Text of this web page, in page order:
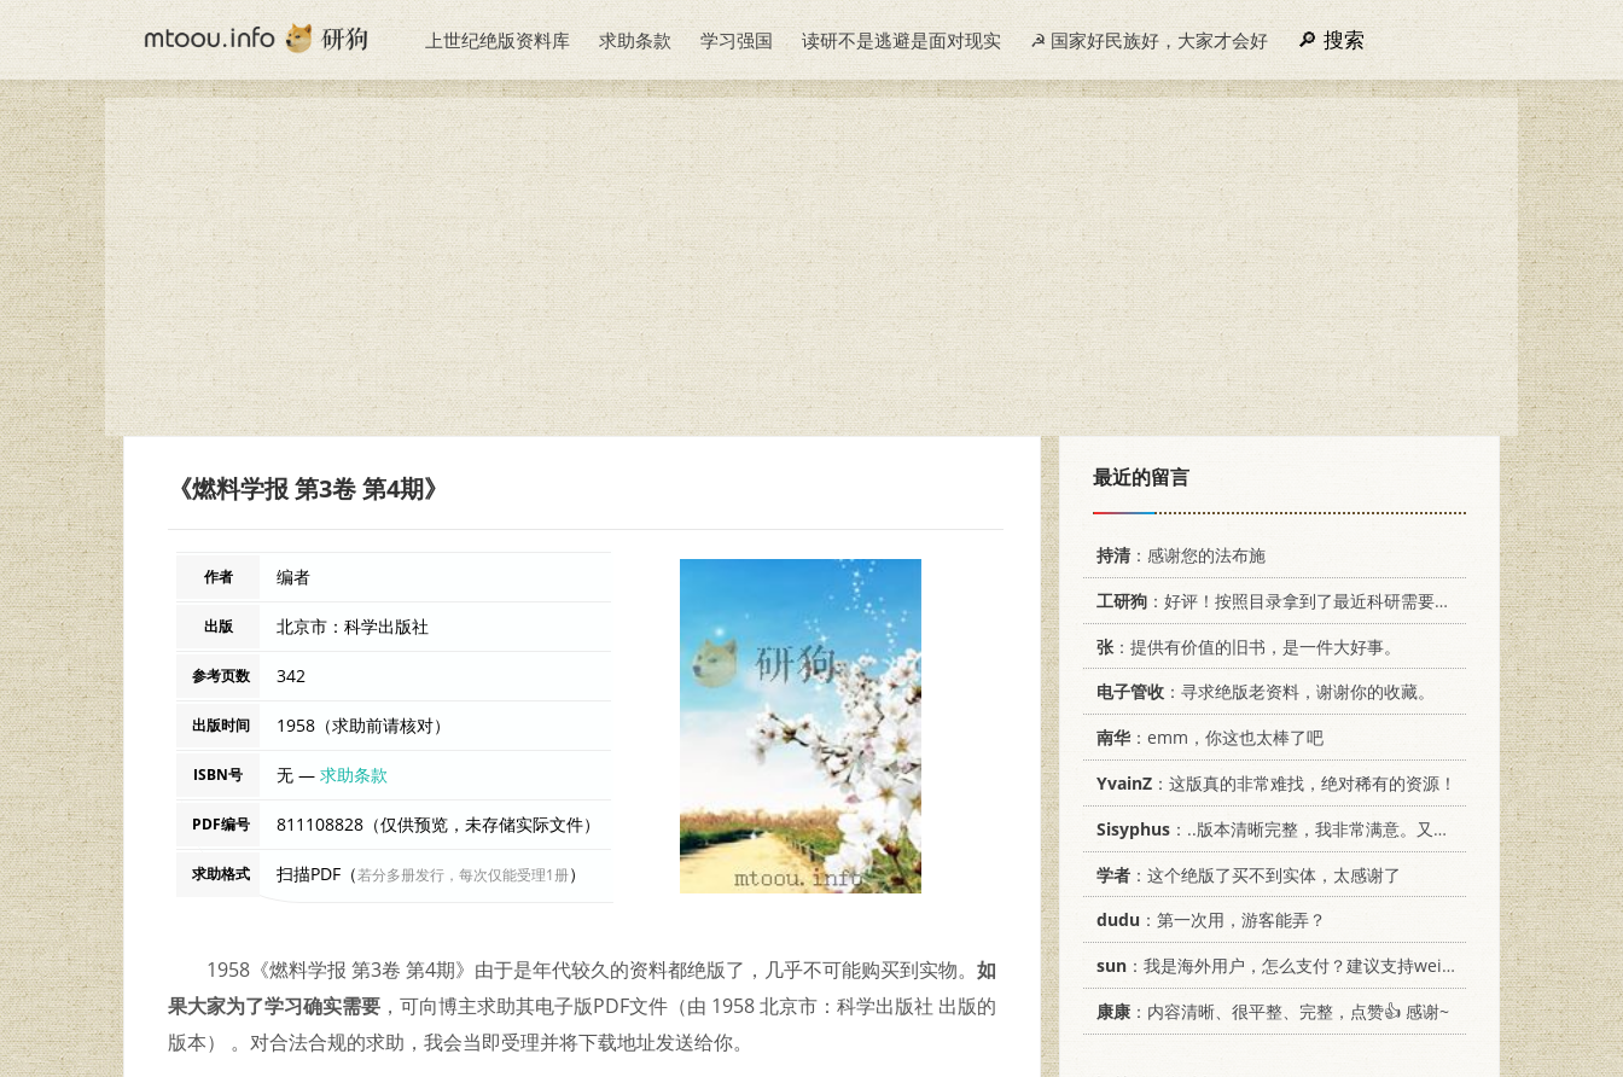
上世纪绝版资料库 求助条款 学习强国 读研不是逃避是面对现实 ☭ 国家好民族好，大家才会好 搜索
《燃料学报 第3卷 第4期》
作者 编者
出版 北京市：科学出版社
参考页数 342
出版时间 1958（求助前请核对）
ISBN号 无 —求助条款
PDF编号 811108828（仅供预览，未存储实际文件）
求助格式 扫描PDF（若分多册发行，每次仅能受理1册）
1958《燃料学报 第3卷 第4期》由于是年代较久的资料都绝版了，几乎不可能购买到实物。 如
果大家为了学习确实需要 ，可向博主求助其电子版PDF文件（由 1958 北京市：科学出版社 出版的
版本） 。对合法合规的求助，我会当即受理并将下载地址发送给你。
最近的留言
持清：感谢您的法布施
工研狗 ：好评！按照目录拿到了最近科研需要的材料！
张 ：提供有价值的旧书，是一件大好事。
电子管收 ：寻求绝版老资料，谢谢你的收藏。
南华：emm，你这也太棒了吧
YvainZ ：这版真的非常难找，绝对稀有的资源！
Sisyphus ：..版本清晰完整，我非常满意。又及，这本《话语的真相》...
学者 ：这个绝版了买不到实体，太感谢了
dudu ：第一次用，游客能弄？
sun ：我是海外用户，怎么支付？建议支持weixin支付
康康 ：内容清晰、很平整、完整，点赞👍 感谢~